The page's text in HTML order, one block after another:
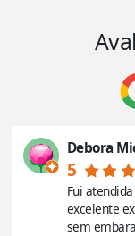
Debora
5
Fui
excelente
sem